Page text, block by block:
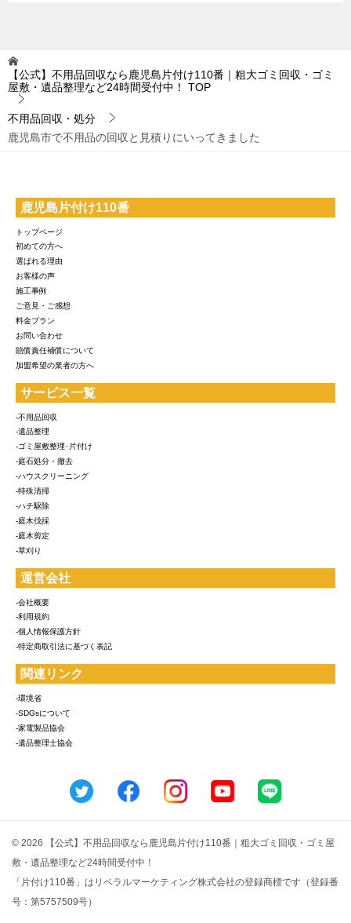
【公式】不用品回収なら鹿児島片付け110番｜粗大ゴミ回収・ゴミ
屋敷・遺品整理など24時間受付中！
TOP
不用品回収・処分
鹿児島市で不用品の回収と見積りにいってきました
鹿児島片付け110番
トップページ
初めての方へ
選ばれる理由
お客様の声
施工事例
ご意見・ご感想
料金プラン
お問い合わせ
賠償責任補償について
加盟希望の業者の方へ
サービス一覧
-不用品回収
-遺品整理
-ゴミ屋敷整理･片付け
-庭石処分・撤去
-ハウスクリーニング
-特殊清掃
-ハチ駆除
-庭木伐採
-庭木剪定
-草刈り
運営会社
-会社概要
-利用規約
-個人情報保護方針
-特定商取引法に基づく表記
関連リンク
-環境省
-SDGsについて
-家電製品協会
-遺品整理士協会
© 2026 【公式】不用品回収なら鹿児島片付け110番｜粗大ゴミ回収・ゴミ屋
敷・遺品整理など24時間受付中！
「片付け110番」はリベラルマーケティング株式会社の登録商標です（登録番
号：第5757509号）